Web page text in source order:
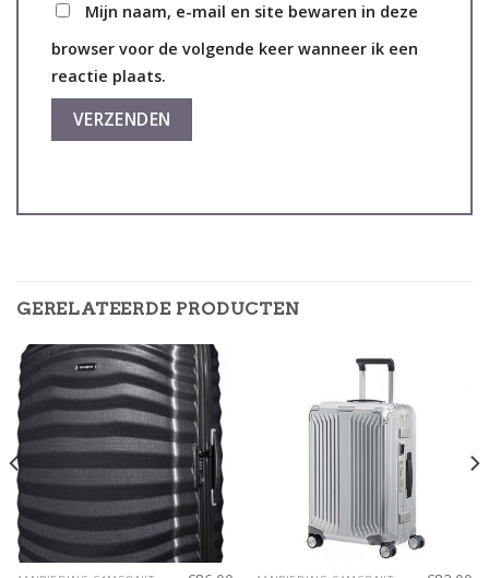
Mijn naam, e-mail en site bewaren in deze
browser voor de volgende keer wanneer ik een
reactie plaats.
GERELATEERDE PRODUCTEN